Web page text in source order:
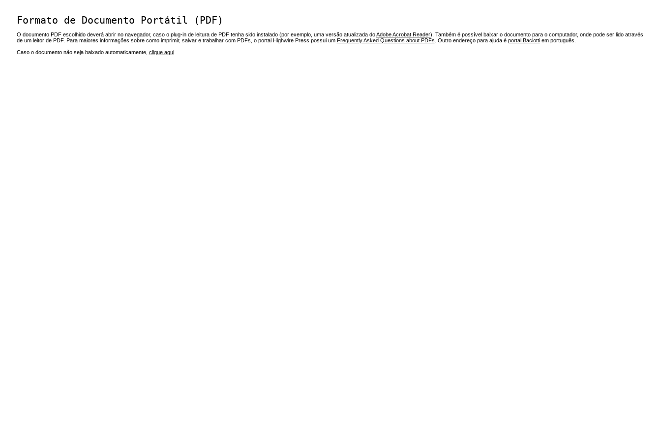
Formato de Documento Portátil (PDF)
O documento PDF escolhido deverá abrir no navegador, caso o plug-in de leitura de PDF tenha sido instalado (por exemplo, uma versão atualizada doAdobe Acrobat Reader). Também é possível baixar o documento para o computador, onde pode ser lido através
de um leitor de PDF. Para maiores informações sobre como imprimir, salvar e trabalhar com PDFs, o portal Highwire Press possui um Frequently Asked Questions about PDFs . Outro endereço para ajuda é portal Baciottiem português.
Caso o documento não seja baixado automaticamente, clique aqui.